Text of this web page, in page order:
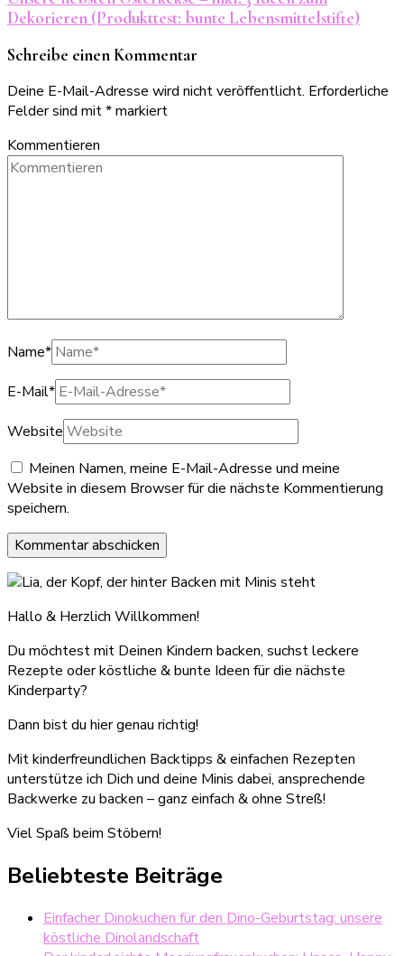
Dekorieren (Produkttest: bunte Lebensmittelstifte)
Schreibe einen Kommentar
Deine E-Mail-Adresse wird nicht veröffentlicht. Erforderliche
Felder sind mit*markiert
Kommentieren
Name*
E-Mail*
Website
Meinen Namen, meine E-Mail-Adresse und meine
Website in diesem Browser für die nächste Kommentierung
speichern.
Hallo & Herzlich Willkommen!
Du möchtest mit Deinen Kindern backen, suchst leckere
Rezepte oder köstliche & bunte Ideen für die nächste
Kinderparty?
Dann bist du hier genau richtig!
Mit kinderfreundlichen Backtipps & einfachen Rezepten
unterstütze ich Dich und deine Minis dabei, ansprechende
Backwerke zu backen – ganz einfach & ohne Streß!
Viel Spaß beim Stöbern!
Beliebteste Beiträge
Einfacher Dinokuchen für den Dino-Geburtstag: unsere
köstliche Dinolandschaft